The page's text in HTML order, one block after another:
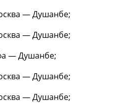
— Душанбе;
— Душанбе;
— Душанбе;
— Душанбе;
— Душанбе;